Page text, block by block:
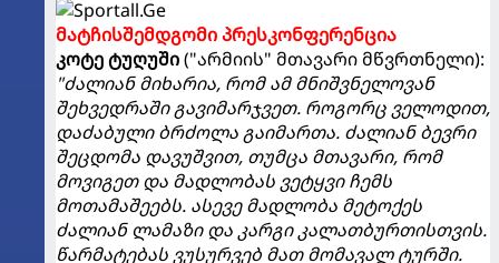
მატჩისშემდგომი პრესკონფერენცია
კოტე ტუღუში("არმიის" მთავარი მწვრთნელი):
"ძალიან მიხარია, რომ ამ მნიშვნელოვან
შეხვედრაში გავიმარჯვეთ. როგორც ველოდით,
დაძაბული ბრძოლა გაიმართა. ძალიან ბევრი
შეცდომა დავუშვით, თუმცა მთავარი, რომ
მოვიგეთ და მადლობას ვეტყვი ჩემს
მოთამაშეებს. ასევე მადლობა მეტოქეს
ძალიან ლამაზი და კარგი კალათბურთისთვის.
წარმატებას ვუსურვებ მათ მომავალ ტურში.